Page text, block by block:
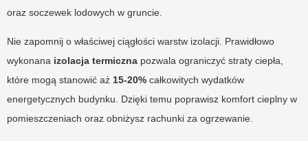
oraz soczewek lodowych w gruncie.
Nie zapomnij o właściwej ciągłości warstw izolacji. Prawidłowo
wykonana izolacja termiczna pozwala ograniczyć straty ciepła,
które mogą stanowić aż 15-20% całkowitych wydatków
energetycznych budynku. Dzięki temu poprawisz komfort cieplny w
pomieszczeniach oraz obniżysz rachunki za ogrzewanie.